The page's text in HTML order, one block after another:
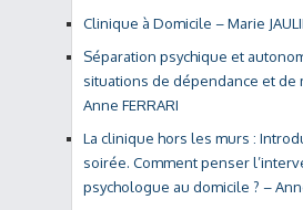
Clinique à Domicile – Marie
Séparation psychique et
situations de dépendance et de
Anne FERRARI
La clinique hors les murs :
soirée. Comment penser
psychologue au domicile ? –